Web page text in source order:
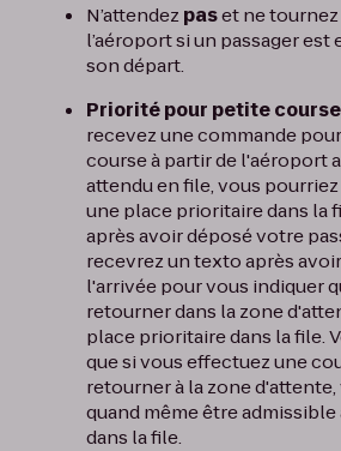
N’attendez paset ne
l’aéroport si un passager est
son départ.
Priorité pour petite
recevez une commande
course à partir de l'aéroport
attendu en file, vous
une place prioritaire dans la
après avoir déposé votre
recevrez un texto après
l'arrivée pour vous indiquer
retourner dans la zone
place prioritaire dans la file.
que si vous effectuez une
retourner à la zone
quand même être
dans la file.